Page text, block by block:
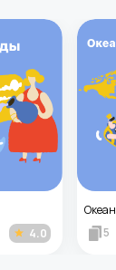
4.0
5